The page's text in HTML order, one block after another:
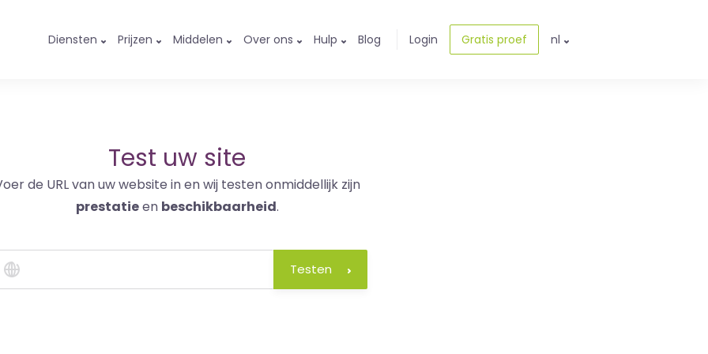
Diensten Prijzen Middelen Over ons Hulp Blog Login Gratis proef nl
Test uw site
de URL van uw website in en wij testen onmiddellijk zijn
prestatieen beschikbaarheid.
Testen